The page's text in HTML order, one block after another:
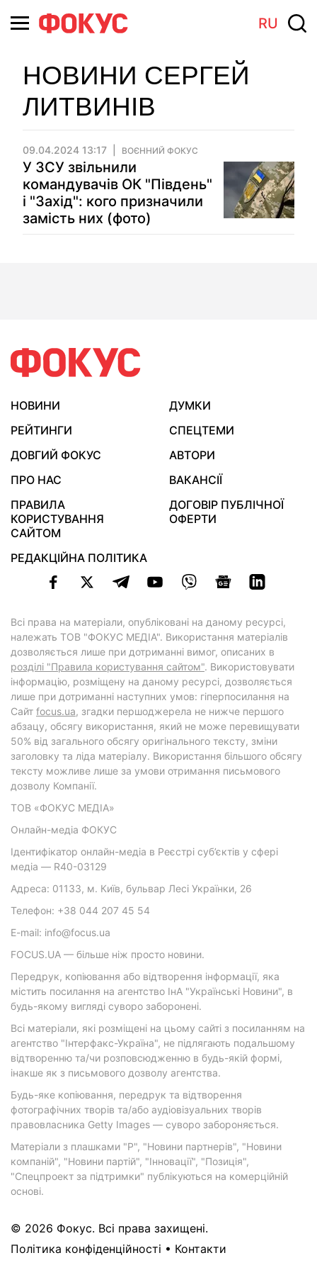
RU
НОВИНИ СЕРГЕЙ
ЛИТВИНІВ
09.04.2024 13:17 ВОЄННИЙ ФОКУС
У ЗСУ звільнили
командувачів ОК "Південь"
і "Захід": кого призначили
замість них (фото)
НОВИНИ
ДУМКИ
РЕЙТИНГИ
СПЕЦТЕМИ
ДОВГИЙ ФОКУС
АВТОРИ
ПРО НАС
ВАКАНСІЇ
ПРАВИЛА
КОРИСТУВАННЯ
САЙТОМ
ДОГОВІР ПУБЛІЧНОЇ
ОФЕРТИ
РЕДАКЦІЙНА ПОЛІТИКА
Всі права на матеріали, опубліковані на даному ресурсі,
належать ТОВ "ФОКУС МЕДІА". Використання матеріалів
дозволяється лише при дотриманні вимог, описаних в
розділі "Правила користування сайтом". Використовувати
інформацію, розміщену на даному ресурсі, дозволяється
лише при дотриманні наступних умов: гіперпосилання на
Cайт focus.ua, згадки першоджерела не нижче першого
абзацу, обсягу використання, який не може перевищувати
50% від загального обсягу оригінального тексту, зміни
заголовку та ліда матеріалу. Використання більшого обсягу
тексту можливе лише за умови отримання письмового
дозволу Компанії.
ТОВ «ФОКУС МЕДІА»
Онлайн-медіа ФОКУС
Ідентифікатор онлайн-медіа в Реєстрі суб’єктів у сфері
медіа — R40-03129
Адреса: 01133, м. Київ, бульвар Лесі Українки, 26
Телефон: +38 044 207 45 54
E-mail: info@focus.ua
FOCUS.UA — більше ніж просто новини.
Передрук, копіювання або відтворення інформації, яка
містить посилання на агентство ІнА "Українські Новини", в
будь-якому вигляді суворо заборонені.
Всі матеріали, які розміщені на цьому сайті з посиланням на
агентство "Інтерфакс-Україна", не підлягають подальшому
відтворенню та/чи розповсюдженню в будь-якій формі,
інакше як з письмового дозволу агентства.
Будь-яке копіювання, передрук та відтворення
фотографічних творів та/або аудіовізуальних творів
правовласника Getty Images — суворо забороняється.
Матеріали з плашками "Р", "Новини партнерів", "Новини
компаній", "Новини партій", "Інновації", "Позиція",
"Спецпроект за підтримки" публікуються на комерційній
основі.
© 2026 Фокус. Всі права захищені.
Політика конфіденційності • Контакти